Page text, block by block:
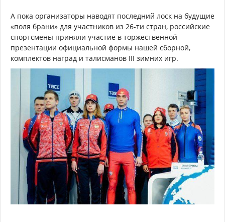
А пока организаторы наводят последний лоск на будущие
«поля брани» для участников из 26-ти стран, российские
спортсмены приняли участие в торжественной
презентации официальной формы нашей сборной,
комплектов наград и талисманов III зимних игр.